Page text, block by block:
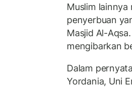
Muslim
penyerbuan
Masjid Al-
mengibarkan
Dalam
Yordania, Uni